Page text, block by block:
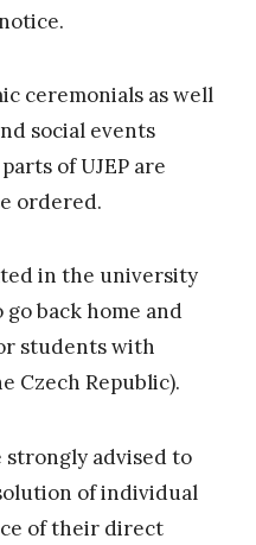
ceremonials as well
social events
of UJEP are
ordered.
in the university
back home and
students with
Czech Republic).
strongly advised to
of individual
of their direct